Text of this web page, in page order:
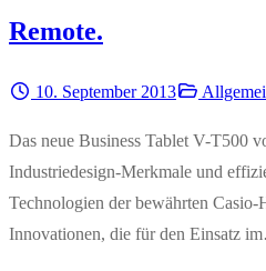
Remote.
10. September 2013
Das neue Business Tablet V-T500
Industriedesign-Merkmale und
Technologien der bewährten
Innovationen, die für den Einsatz